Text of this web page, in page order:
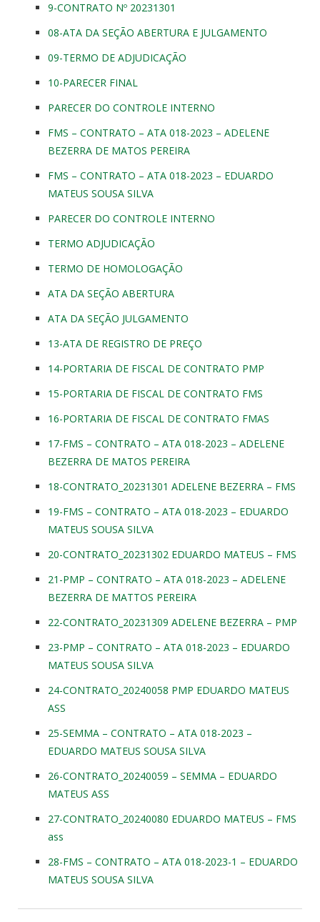
9-CONTRATO Nº 20231301
08-ATA DA SEÇÃO ABERTURA E JULGAMENTO
09-TERMO DE ADJUDICAÇÃO
10-PARECER FINAL
PARECER DO CONTROLE INTERNO
FMS – CONTRATO – ATA 018-2023 – ADELENE
BEZERRA DE MATOS PEREIRA
FMS – CONTRATO – ATA 018-2023 – EDUARDO
MATEUS SOUSA SILVA
PARECER DO CONTROLE INTERNO
TERMO ADJUDICAÇÃO
TERMO DE HOMOLOGAÇÃO
ATA DA SEÇÃO ABERTURA
ATA DA SEÇÃO JULGAMENTO
13-ATA DE REGISTRO DE PREÇO
14-PORTARIA DE FISCAL DE CONTRATO PMP
15-PORTARIA DE FISCAL DE CONTRATO FMS
16-PORTARIA DE FISCAL DE CONTRATO FMAS
17-FMS – CONTRATO – ATA 018-2023 – ADELENE
BEZERRA DE MATOS PEREIRA
18-CONTRATO_20231301 ADELENE BEZERRA – FMS
19-FMS – CONTRATO – ATA 018-2023 – EDUARDO
MATEUS SOUSA SILVA
20-CONTRATO_20231302 EDUARDO MATEUS – FMS
21-PMP – CONTRATO – ATA 018-2023 – ADELENE
BEZERRA DE MATTOS PEREIRA
22-CONTRATO_20231309 ADELENE BEZERRA – PMP
23-PMP – CONTRATO – ATA 018-2023 – EDUARDO
MATEUS SOUSA SILVA
24-CONTRATO_20240058 PMP EDUARDO MATEUS
ASS
25-SEMMA – CONTRATO – ATA 018-2023 –
EDUARDO MATEUS SOUSA SILVA
26-CONTRATO_20240059 – SEMMA – EDUARDO
MATEUS ASS
27-CONTRATO_20240080 EDUARDO MATEUS – FMS
ass
28-FMS – CONTRATO – ATA 018-2023-1 – EDUARDO
MATEUS SOUSA SILVA